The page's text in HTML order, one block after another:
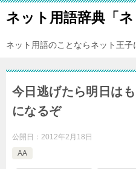
ネット用語辞典「ネ
ネット用語のことならネット王子
今日逃げたら明日は
になるぞ
公開日： 2012年2月18日
AA